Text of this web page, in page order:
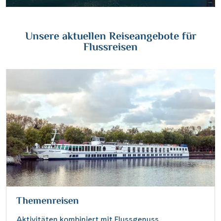
Unsere aktuellen Reiseangebote für
Flussreisen
Themenreisen
Aktivitäten kombiniert mit Flussgenuss
Wasserstrassenkreuz Magdeburg
Wien(2)